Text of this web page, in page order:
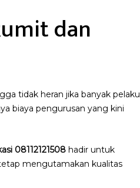
dan
tidak heran jika banyak pelaku
biaya pengurusan yang kini
08112121508 hadir untuk
mengutamakan kualitas